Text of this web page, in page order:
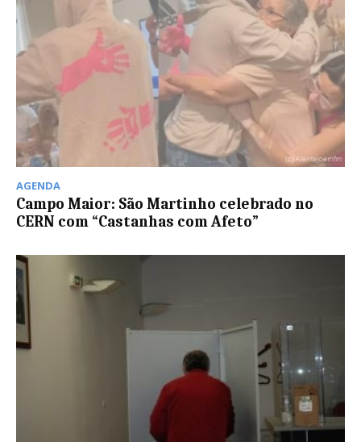
AGENDA
Campo Maior: São Martinho celebrado no
CERN com “Castanhas com Afeto”